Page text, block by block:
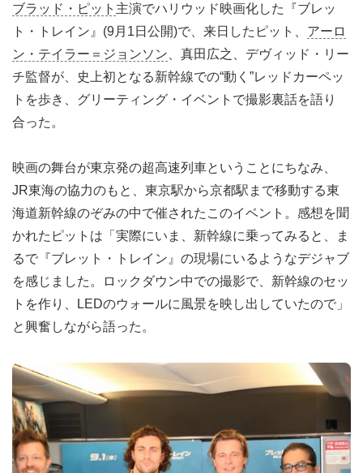
ブラッド・ピット 主演でハリウッド映画化した『ブレッ
ト・トレイン』(9月1日公開)で、来日したピット、 アーロ
ン・テイラー＝ジョンソン 、真⽥広之、デヴィッド・リー
チ監督が、史上初となる新幹線での“動く”レッドカーペッ
トを歩き、グリーティング・イベントで撮影裏話を語り
合った。
映画の舞台が東京発の超⾼速列⾞ということにちなみ、
JR東海の協⼒のもと、東京駅から京都駅まで移動する東
海道新幹線のぞみの中で催されたこのイベント。感想を聞
かれたピットは「実際にいま、新幹線に乗ってみると、ま
るで『ブレット・トレイン』の現場にいるようなデジャブ
を感じました。ロックダウン中での撮影で、新幹線のセッ
トを作り、LEDのウォールに風景を映し出していたので」
と興奮しながら語った。